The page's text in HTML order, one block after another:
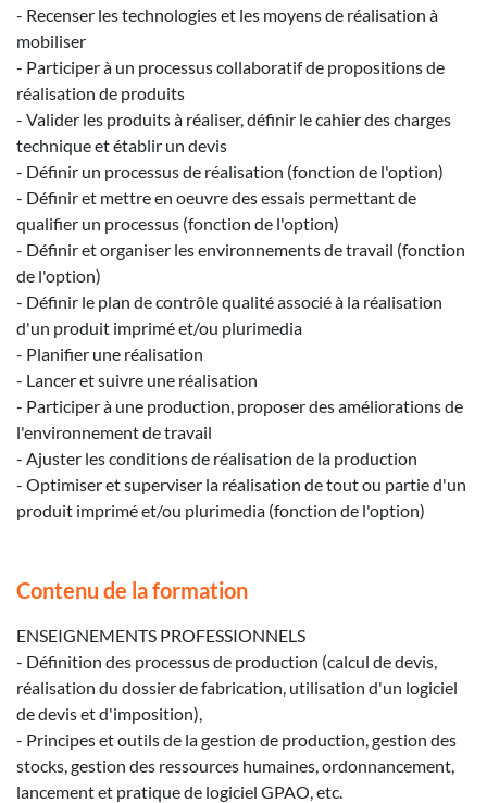
- Recenser les technologies et les moyens de réalisation à
mobiliser
- Participer à un processus collaboratif de propositions de
réalisation de produits
- Valider les produits à réaliser, définir le cahier des charges
technique et établir un devis
- Définir un processus de réalisation (fonction de l'option)
- Définir et mettre en oeuvre des essais permettant de
qualifier un processus (fonction de l'option)
- Définir et organiser les environnements de travail (fonction
de l'option)
- Définir le plan de contrôle qualité associé à la réalisation
d'un produit imprimé et/ou plurimedia
- Planifier une réalisation
- Lancer et suivre une réalisation
- Participer à une production, proposer des améliorations de
l'environnement de travail
- Ajuster les conditions de réalisation de la production
- Optimiser et superviser la réalisation de tout ou partie d'un
produit imprimé et/ou plurimedia (fonction de l'option)
Contenu de la formation
ENSEIGNEMENTS PROFESSIONNELS
- Définition des processus de production (calcul de devis,
réalisation du dossier de fabrication, utilisation d'un logiciel
de devis et d'imposition),
- Principes et outils de la gestion de production, gestion des
stocks, gestion des ressources humaines, ordonnancement,
lancement et pratique de logiciel GPAO, etc.